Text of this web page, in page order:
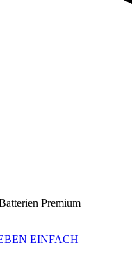
Premium
EINFACH